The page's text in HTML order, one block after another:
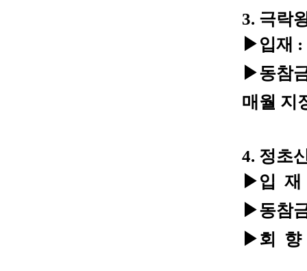
3. 극락
▶입재 :
▶동참
매월 지
4. 정초
▶입 재
▶동참
▶회 향